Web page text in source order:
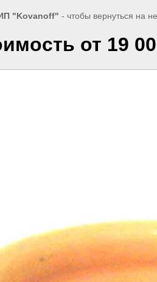
"Kovanoff" - чтобы вернуться на
от 19